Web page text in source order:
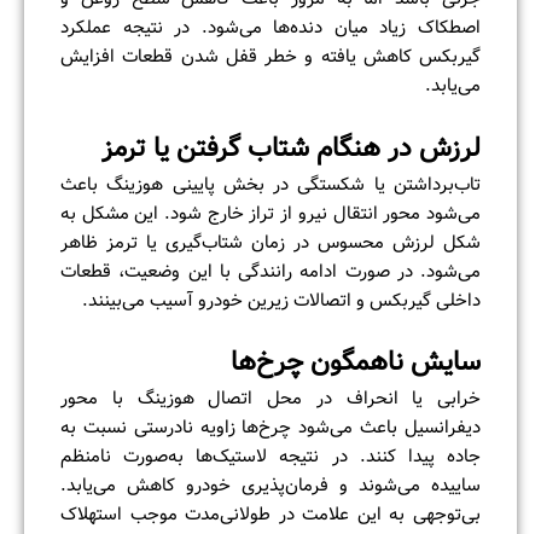
اصطکاک زیاد میان دنده‌ها می‌شود. در نتیجه عملکرد
گیربکس کاهش یافته و خطر قفل شدن قطعات افزایش
می‌یابد.
لرزش در هنگام شتاب گرفتن یا ترمز
تاب‌برداشتن یا شکستگی در بخش پایینی هوزینگ باعث
می‌شود محور انتقال نیرو از تراز خارج شود. این مشکل به
شکل لرزش محسوس در زمان شتاب‌گیری یا ترمز ظاهر
می‌شود. در صورت ادامه رانندگی با این وضعیت، قطعات
داخلی گیربکس و اتصالات زیرین خودرو آسیب می‌بینند.
سایش ناهمگون چرخ‌ها
خرابی یا انحراف در محل اتصال هوزینگ با محور
دیفرانسیل باعث می‌شود چرخ‌ها زاویه نادرستی نسبت به
جاده پیدا کنند. در نتیجه لاستیک‌ها به‌صورت نامنظم
ساییده می‌شوند و فرمان‌پذیری خودرو کاهش می‌یابد.
بی‌توجهی به این علامت در طولانی‌مدت موجب استهلاک